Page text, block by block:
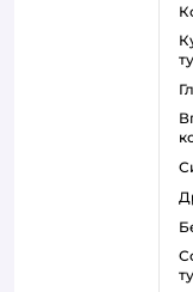
кукурузный наполнитель для кошачьего
впитывающий наполнитель для
соевые наполнители для кошачьего